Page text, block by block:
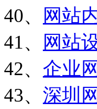
40、
网站
41、
网站
42、 企业
43、 深圳